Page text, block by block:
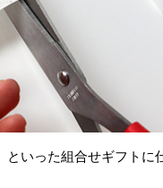
いった組合せギフトに